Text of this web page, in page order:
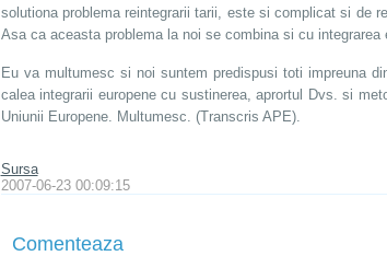
solutiona problema reintegrarii tarii, este si complicat si de
Asa ca aceasta problema la noi se combina si cu integrarea
Eu va multumesc si noi suntem predispusi toti impreuna
calea integrarii europene cu sustinerea, aprortul Dvs. si
Uniunii Europene. Multumesc. (Transcris APE).
Sursa
2007-06-23 00:09:15
Comenteaza